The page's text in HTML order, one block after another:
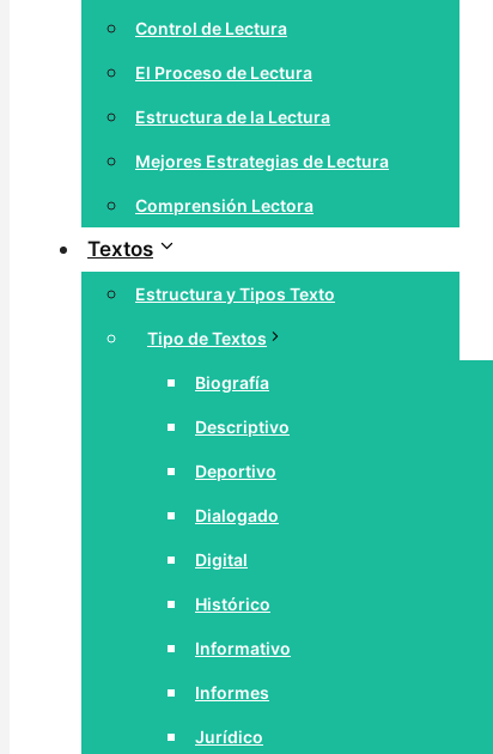
Control de Lectura
El Proceso de Lectura
Estructura de la Lectura
Mejores Estrategias de Lectura
Comprensión Lectora
Textos
Estructura y Tipos Texto
Tipo de Textos
Biografía
Descriptivo
Deportivo
Dialogado
Digital
Histórico
Informativo
Informes
Jurídico